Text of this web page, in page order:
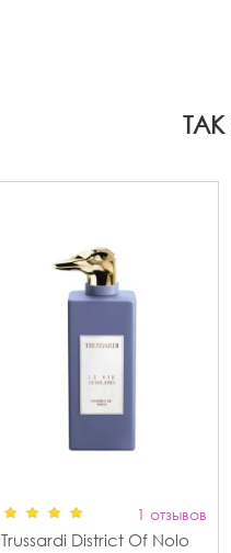
1 отзывов
Trussardi District Of Nolo